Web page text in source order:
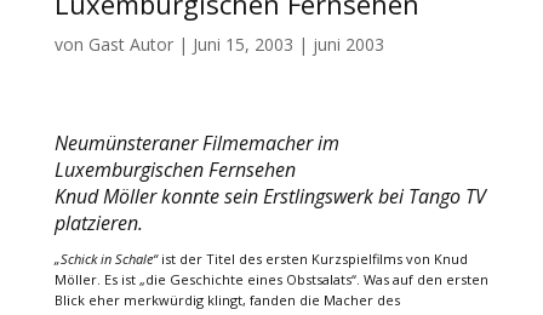
von Gast Autor| Juni 15, 2003 | juni 2003
Neumünsteraner Filmemacher im
Luxemburgischen Fernsehen
Knud Möller konnte sein Erstlingswerk bei Tango TV
platzieren.
„Schick in Schale“ist der Titel des ersten Kurzspielfilms von Knud
Möller. Es ist „die Geschichte eines Obstsalats“. Was auf den ersten
Blick eher merkwürdig klingt, fanden die Macher des